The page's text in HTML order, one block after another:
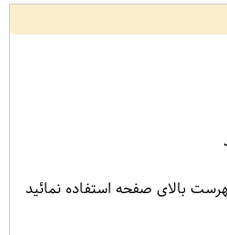
بالای صفحه استفاده نمائید